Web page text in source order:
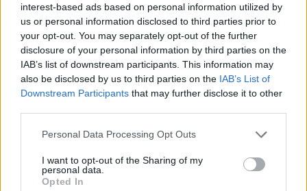
interest-based ads based on personal information utilized by
us or personal information disclosed to third parties prior to
your opt-out. You may separately opt-out of the further
disclosure of your personal information by third parties on the
IAB’s list of downstream participants. This information may
also be disclosed by us to third parties on the IAB’s List of
Downstream Participants that may further disclose it to other
Personal Data Processing Opt Outs
I want to opt-out of the Sharing of my
personal data.
Opted In
Η επόμενη αγωνιστική επιφυλάσσει το
σπαρτιάτικο ντέρμπι μεταξύ Λακωνικού και ΑΕ
Σπάρτης στο κλειστό γυμναστήριο Σπάρτης(8/2-
7μμ), ενώ την ίδια ημέρα και ώρα ο πρωτοπόρος
Σπαρτιατικός δοκιμάζεται στην έδρα του ΣΔΥ
Τρίπολης.
ΑΕ ΣΠΑΡΤΗΣ – ΑΚΑΔΗΜΟΣ: 58-57